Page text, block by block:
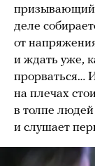
призывающий
деле
от
и ждать уже,
прорваться…
на плечах
в толпе
и слушает